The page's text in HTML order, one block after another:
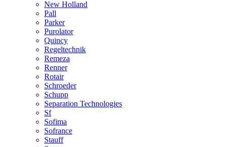
New Holland
Pall
Parker
Purolator
Quincy
Regeltechnik
Remeza
Renner
Rotair
Schroeder
Schupp
Separation Technologies
Sf
Sofima
Sofrance
Stauff